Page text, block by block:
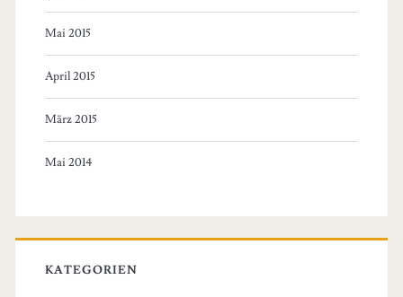
Mai 2015
April 2015
März 2015
Mai 2014
KATEGORIEN